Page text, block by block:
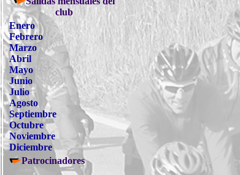
club
Enero
Febrero
Marzo
Abril
Mayo
Junio
Julio
Agosto
Septiembre
Octubre
Noviembre
Diciembre
Patrocinadores